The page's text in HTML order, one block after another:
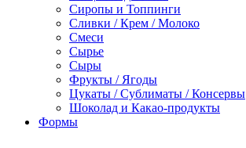
Сиропы и Топпинги
Сливки / Крем / Молоко
Смеси
Сырье
Сыры
Фрукты / Ягоды
Цукаты / Сублиматы / Консервы
Шоколад и Какао-продукты
Формы